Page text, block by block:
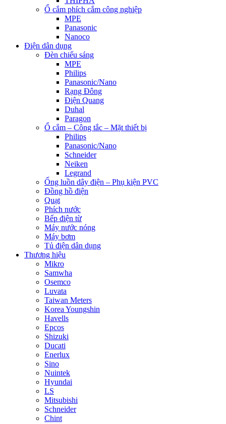
Ổ cắm phích cắm công nghiệp
MPE
Panasonic
Nanoco
Điện dân dụng
Đèn chiếu sáng
MPE
Philips
Panasonic/Nano
Rạng Đông
Điện Quang
Duhal
Paragon
Ổ cắm – Công tắc – Mặt thiết bị
Philips
Panasonic/Nano
Schneider
Neiken
Legrand
Ống luồn dây điện – Phụ kiện PVC
Đồng hồ điện
Quạt
Phích nước
Bếp điện từ
Máy nước nóng
Máy bơm
Tủ điện dân dụng
Thương hiệu
Mikro
Samwha
Osemco
Luvata
Taiwan Meters
Korea Youngshin
Havells
Epcos
Shizuki
Ducati
Enerlux
Sino
Nuintek
Hyundai
LS
Mitsubishi
Schneider
Chint